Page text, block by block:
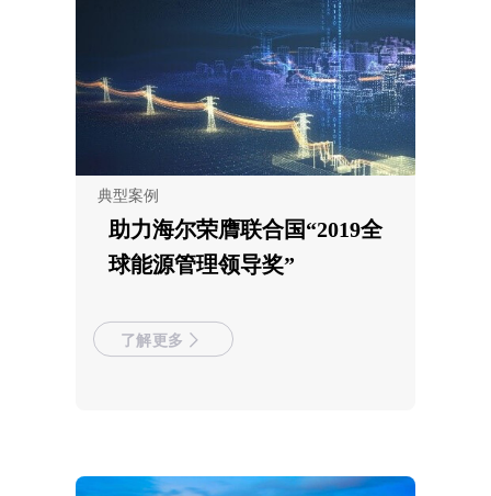
典型案例
助力海尔荣膺联合国“2019全
球能源管理领导奖”
了解更多